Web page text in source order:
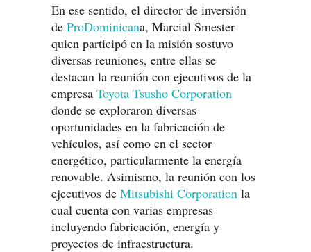
En ese sentido, el director de inversión
de ProDominicana, Marcial Smester
quien participó en la misión sostuvo
diversas reuniones, entre ellas se
destacan la reunión con ejecutivos de la
empresa Toyota Tsusho Corporation
donde se exploraron diversas
oportunidades en la fabricación de
vehículos, así como en el sector
energético, particularmente la energía
renovable. Asimismo, la reunión con los
ejecutivos de Mitsubishi Corporation la
cual cuenta con varias empresas
incluyendo fabricación, energía y
proyectos de infraestructura.